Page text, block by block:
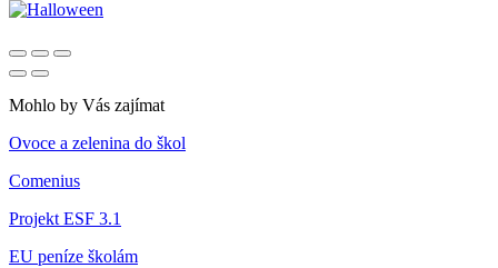
Mohlo by Vás zajímat
Ovoce a zelenina do škol
Comenius
Projekt ESF 3.1
EU peníze školám